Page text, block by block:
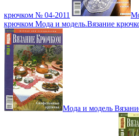
крючком № 04-2011
крючком Мода и модель.Вязание
Мода и модель